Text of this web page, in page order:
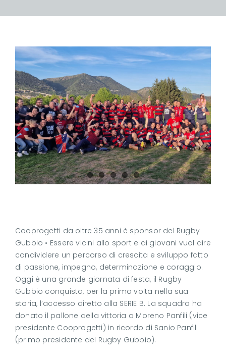
Cooprogetti da oltre 35 anni è sponsor del Rugby
Gubbio • Essere vicini allo sport e ai giovani vuol dire
condividere un percorso di crescita e sviluppo fatto
di passione, impegno, determinazione e coraggio.
Oggi è una grande giornata di festa, il Rugby
Gubbio conquista, per la prima volta nella sua
storia, l’accesso diretto alla SERIE B. La squadra ha
donato il pallone della vittoria a Moreno Panfili (vice
presidente Cooprogetti) in ricordo di Sanio Panfili
(primo presidente del Rugby Gubbio).